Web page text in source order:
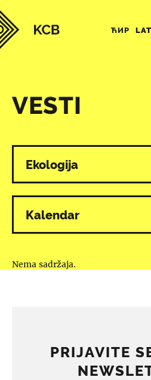
ЋИР LAT
VESTI
Svi programi
Ekologija
Kalendar
Nema sadržaja.
PRIJAVITE